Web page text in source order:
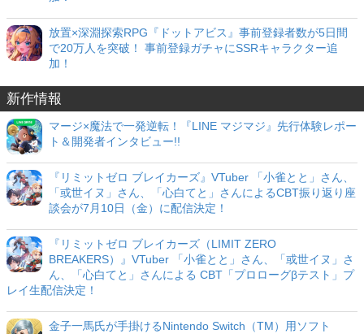
放置×深淵探索RPG『ドットアビス』事前登録者数が5日間
で20万人を突破！ 事前登録ガチャにSSRキャラクター追
加！
新作情報
マージ×魔法で一発逆転！『LINE マジマジ』先行体験レポー
ト＆開発者インタビュー!!
『リミットゼロ ブレイカーズ』VTuber 「小雀とと」さん、
「或世イヌ」さん、「心白てと」さんによるCBT振り返り座
談会が7月10日（金）に配信決定！
『リミットゼロ ブレイカーズ（LIMIT ZERO
BREAKERS）』VTuber 「小雀とと」さん、「或世イヌ」さ
ん、「心白てと」さんによる CBT「プロローグβテスト」プ
レイ生配信決定！
金子一馬氏が手掛けるNintendo Switch（TM）用ソフト